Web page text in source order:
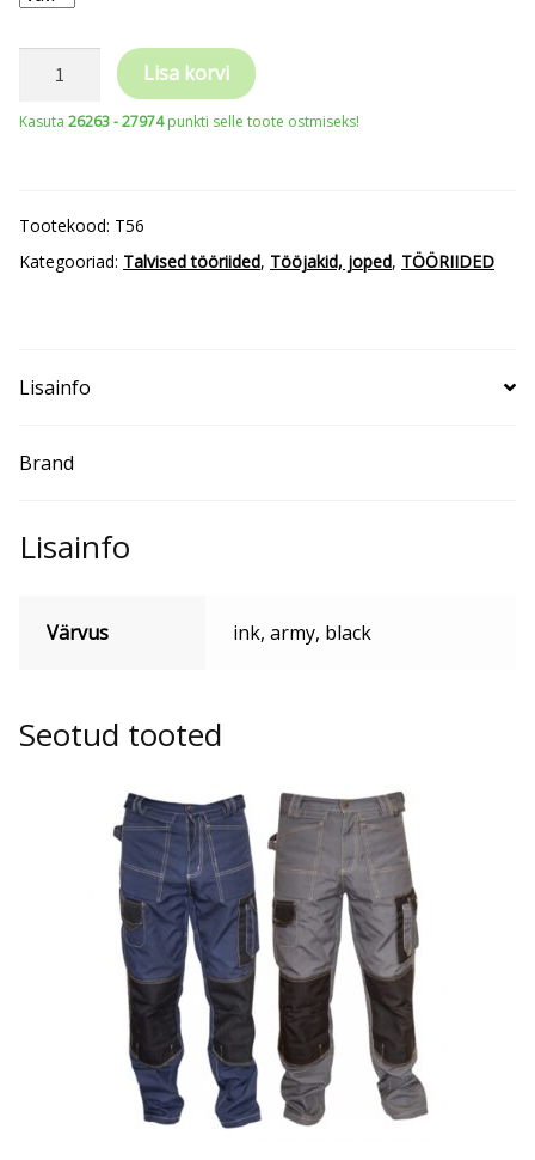
TRICORP
Lisa korvi
Kasuta 26263 - 27974punkti selle toote ostmiseks!
Tootekood: T56
Kategooriad: Talvised tööriided, Tööjakid, joped, TÖÖRIIDED
Lisainfo
Brand
Lisainfo
Värvus ink, army, black
Seotud tooted